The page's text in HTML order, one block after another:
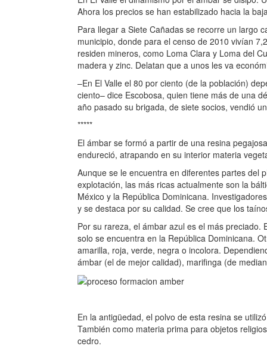
Ahora los precios se han estabilizado hacia la
Para llegar a Siete Cañadas se recorre un largo
municipio, donde para el censo de 2010 vivían
residen mineros, como Loma Clara y Loma del
madera y zinc. Delatan que a unos les va
–En El Valle el 80 por ciento (de la población)
ciento– dice Escobosa, quien tiene más de una
año pasado su brigada, de siete socios, vendió
*****
El ámbar se formó a partir de una resina
endureció, atrapando en su interior materia
Aunque se le encuentra en diferentes partes del
explotación, las más ricas actualmente son la
México y la República Dominicana.
y se destaca por su calidad. Se cree que los
Por su rareza, el ámbar azul es el más
solo se encuentra en la República Dominicana.
amarilla, roja, verde, negra o incolora.
ámbar (el de mejor calidad), marifinga (de
En la antigüedad, el polvo de esta resina se
También como materia prima para objetos
cedro.